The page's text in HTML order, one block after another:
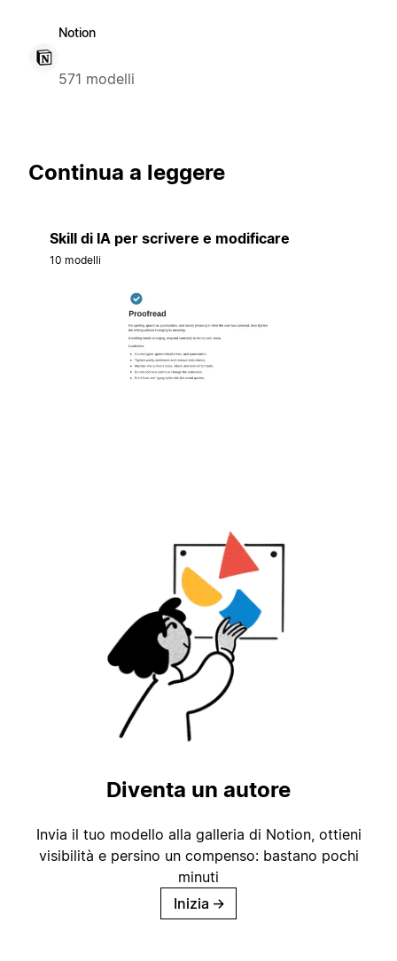
Notion
571 modelli
Continua a leggere
Skill di IA per scrivere e modificare
10 modelli
Diventa un autore
Invia il tuo modello alla galleria di Notion, ottieni
visibilità e persino un compenso: bastano pochi
minuti
Inizia →